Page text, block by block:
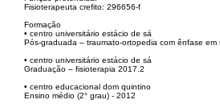
Fisioterapeuta crefito: 296656-f
Formação
• centro universitário estácio de sá
Pós-graduada – traumato-ortopedia com ênfase em
• centro universitário estácio de sá
Graduação – fisioterapia 2017.2
• centro educacional dom quintino
Ensino médio (2° grau) - 2012